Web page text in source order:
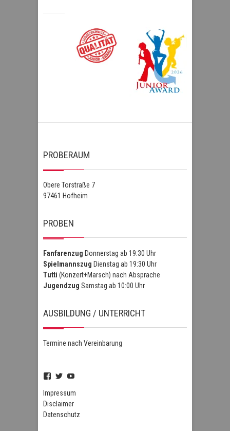
PROBERAUM
Obere Torstraße 7
97461 Hofheim
PROBEN
Fanfarenzug Donnerstag ab 19:30 Uhr
Spielmannszug Dienstag ab 19:30 Uhr
Tutti (Konzert+Marsch) nach Absprache
Jugendzug Samstag ab 10:00 Uhr
AUSBILDUNG / UNTERRICHT
Termine nach Vereinbarung
Profil
FSZHofheim
auf
Facebook
anzeigen
Profil
FSZHOH
auf
Twitter
anzeigen
UCIPUnOSBlWxEpiBka0jOAfw
anzeigen
Impressum
Disclaimer
Datenschutz